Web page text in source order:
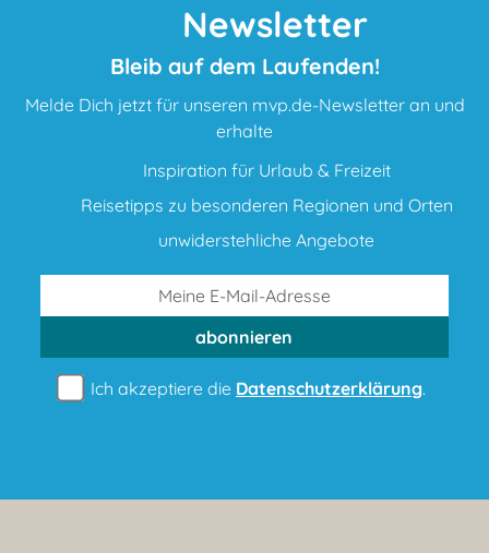
Newsletter
Bleib auf dem Laufenden!
Melde Dich jetzt für unseren mvp.de-Newsletter an und
erhalte
Inspiration für Urlaub & Freizeit
Reisetipps zu besonderen Regionen und Orten
unwiderstehliche Angebote
abonnieren
Ich akzeptiere die Datenschutzerklärung.